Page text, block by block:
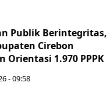
Publik Berintegritas,
Cirebon
Orientasi 1.970 PPPK
- 09:58